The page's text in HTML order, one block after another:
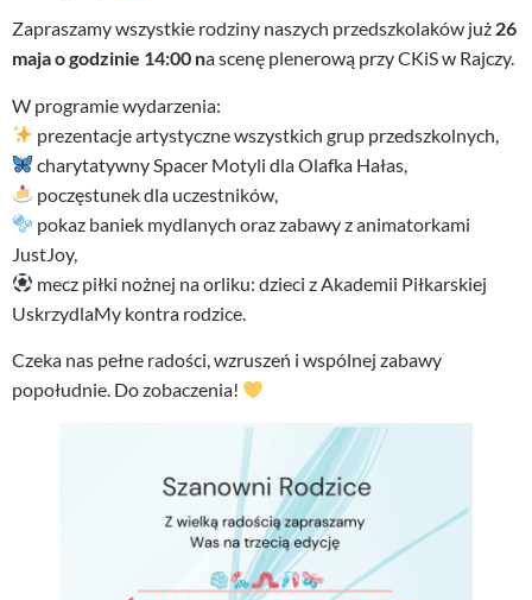
Zapraszamy wszystkie rodziny naszych przedszkolaków już 26
maja o godzinie 14:00 na scenę plenerową przy CKiS w Rajczy.
W programie wydarzenia:
prezentacje artystyczne wszystkich grup przedszkolnych,
charytatywny Spacer Motyli dla Olafka Hałas,
poczęstunek dla uczestników,
pokaz baniek mydlanych oraz zabawy z animatorkami
JustJoy,
mecz piłki nożnej na orliku: dzieci z Akademii Piłkarskiej
UskrzydlaMy kontra rodzice.
Czeka nas pełne radości, wzruszeń i wspólnej zabawy
popołudnie. Do zobaczenia!